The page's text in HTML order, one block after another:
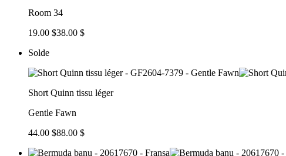
Room 34
19.00 $38.00 $
Solde
Short Quinn tissu léger
Gentle Fawn
44.00 $88.00 $